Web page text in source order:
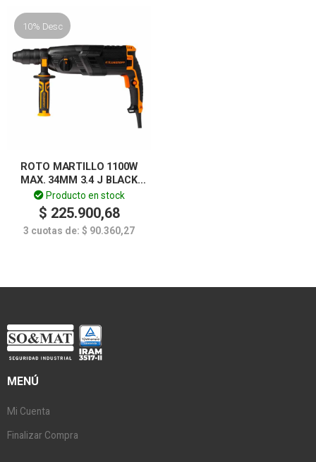
10% Desc
ROTO MARTILLO 1100W
MAX. 34MM 3.4 J BLACK
SERIES LUSQTOFF
Producto en stock
$ 225.900,68
3 cuotas de: $ 90.360,27
MENÚ
Mi Cuenta
Finalizar Compra